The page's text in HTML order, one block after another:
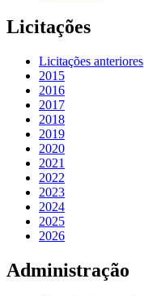
Licitações
Licitações anteriores
2015
2016
2017
2018
2019
2020
2021
2022
2023
2024
2025
2026
Administração